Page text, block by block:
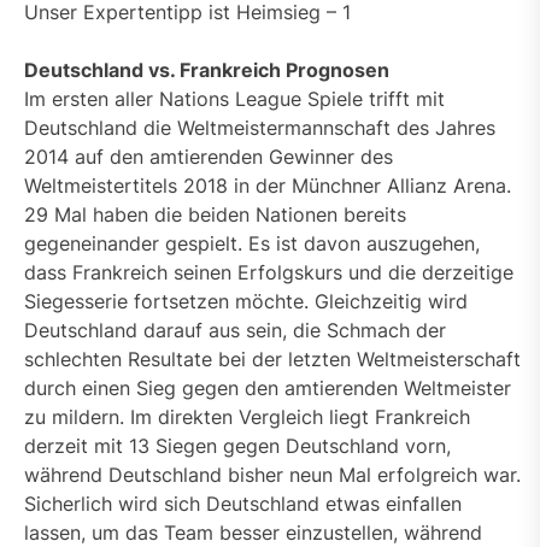
Unser Expertentipp ist Heimsieg – 1
Deutschland vs. Frankreich Prognosen
Im ersten aller Nations League Spiele trifft mit
Deutschland die Weltmeistermannschaft des Jahres
2014 auf den amtierenden Gewinner des
Weltmeistertitels 2018 in der Münchner Allianz Arena.
29 Mal haben die beiden Nationen bereits
gegeneinander gespielt. Es ist davon auszugehen,
dass Frankreich seinen Erfolgskurs und die derzeitige
Siegesserie fortsetzen möchte. Gleichzeitig wird
Deutschland darauf aus sein, die Schmach der
schlechten Resultate bei der letzten Weltmeisterschaft
durch einen Sieg gegen den amtierenden Weltmeister
zu mildern. Im direkten Vergleich liegt Frankreich
derzeit mit 13 Siegen gegen Deutschland vorn,
während Deutschland bisher neun Mal erfolgreich war.
Sicherlich wird sich Deutschland etwas einfallen
lassen, um das Team besser einzustellen, während